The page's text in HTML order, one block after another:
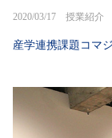
2020/03/17 授業紹介
産学連携課題コマ